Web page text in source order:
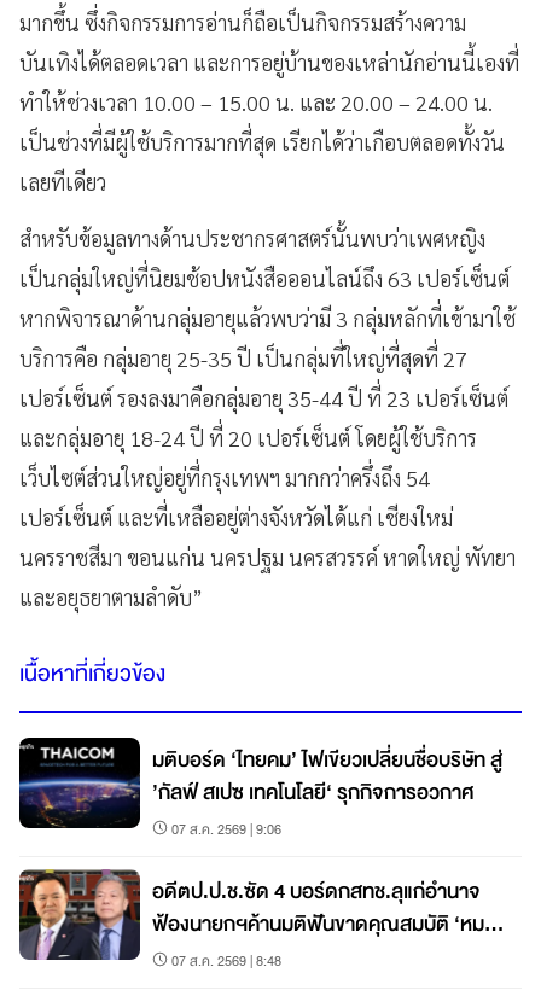
มากขึ้น ซึ่งกิจกรรมการอ่านก็ถือเป็นกิจกรรมสร้างความ
บันเทิงได้ตลอดเวลา และการอยู่บ้านของเหล่านักอ่านนี้เองที่
ทำให้ช่วงเวลา 10.00 – 15.00 น. และ 20.00 – 24.00 น.
เป็นช่วงที่มีผู้ใช้บริการมากที่สุด เรียกได้ว่าเกือบตลอดทั้งวัน
เลยทีเดียว
สำหรับข้อมูลทางด้านประชากรศาสตร์นั้นพบว่าเพศหญิง
เป็นกลุ่มใหญ่ที่นิยมช้อปหนังสือออนไลน์ถึง 63 เปอร์เซ็นต์
หากพิจารณาด้านกลุ่มอายุแล้วพบว่ามี 3 กลุ่มหลักที่เข้ามาใช้
บริการคือ กลุ่มอายุ 25-35 ปี เป็นกลุ่มที่ใหญ่ที่สุดที่ 27
เปอร์เซ็นต์ รองลงมาคือกลุ่มอายุ 35-44 ปี ที่ 23 เปอร์เซ็นต์
และกลุ่มอายุ 18-24 ปี ที่ 20 เปอร์เซ็นต์ โดยผู้ใช้บริการ
เว็บไซต์ส่วนใหญ่อยู่ที่กรุงเทพฯ มากกว่าครึ่งถึง 54
เปอร์เซ็นต์ และที่เหลืออยู่ต่างจังหวัดได้แก่ เชียงใหม่
นครราชสีมา ขอนแก่น นครปฐม นครสวรรค์ หาดใหญ่ พัทยา
และอยุธยาตามลำดับ”
เนื้อหาที่เกี่ยวข้อง
มติบอร์ด ‘ไทยคม’ ไฟเขียวเปลี่ยนชื่อบริษัท สู่
’กัลฟ์ สเปซ เทคโนโลยี‘ รุกกิจการอวกาศ
07 ส.ค. 2569 | 9:06
อดีตป.ป.ช.ซัด 4 บอร์ดกสทช.ลุแก่อำนาจ
ฟ้องนายกฯค้านมติฟันขาดคุณสมบัติ ‘หมอ
สรณ’
07 ส.ค. 2569 | 8:48